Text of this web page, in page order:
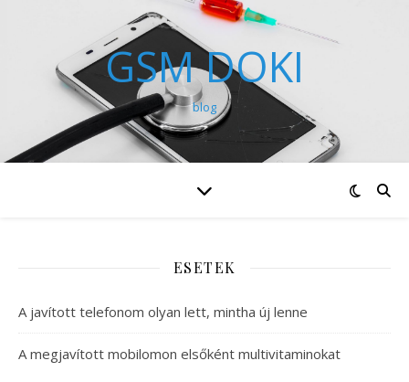
GSM DOKI
blog
ESETEK
A javított telefonom olyan lett, mintha új lenne
A megjavított mobilomon elsőként multivitaminokat